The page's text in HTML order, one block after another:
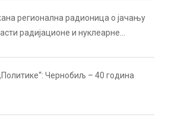
регионална радионица о јачању
радијационе и нуклеарне
Чернобиљ – 40 година